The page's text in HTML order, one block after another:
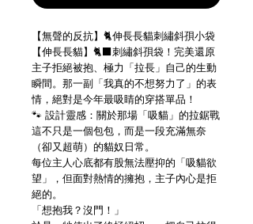
【無聲的反抗】🐈伸長長貓刺繡斜孭小袋
【伸長長貓】🐈‍⬛刺繡斜孭袋！完美還原
主子拒絕被抱、極力「拉長」自己的生動
瞬間。那一副「我真的不想努力了」的表
情，絕對是今年最吸睛的穿搭單品！
🐾 設計靈感：關於那場「吸貓」的拉鋸戰
這不只是一個包包，而是一段充滿無奈
（卻又超萌）的貓奴日常。
每位主人心底都有股無法壓抑的「吸貓欲
望」，但面對熱情的擁抱，主子內心是拒
絕的。
「想抱我？沒門！」